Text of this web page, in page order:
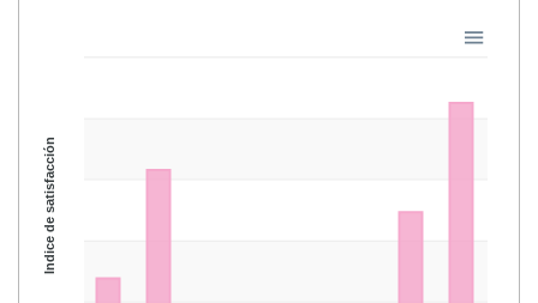
Índice de satisfacción